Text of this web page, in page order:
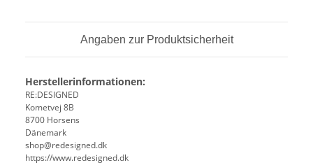
Angaben zur Produktsicherheit
Herstellerinformationen:
RE:DESIGNED
Kometvej 8B
8700 Horsens
Dänemark
shop@redesigned.dk
https://www.redesigned.dk